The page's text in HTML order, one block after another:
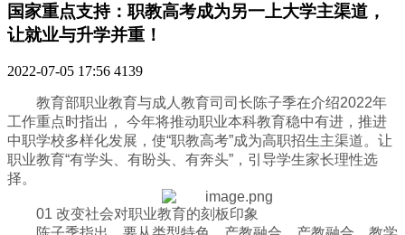
国家重点支持：职教高考成为另一上大学主渠道，
让就业与升学并重！
2022-07-05 17:56 4139
教育部职业教育与成人教育司司长陈子季在介绍2022年
工作重点时指出， 今年将推动职业本科教育稳中有进，推进
中职学校多样化发展，使“职教高考”成为高职招生主渠道。让
职业教育“有学头、有盼头、有奔头”，引导学生家长理性选
择。
01 改变社会对职业教育的刻板印象